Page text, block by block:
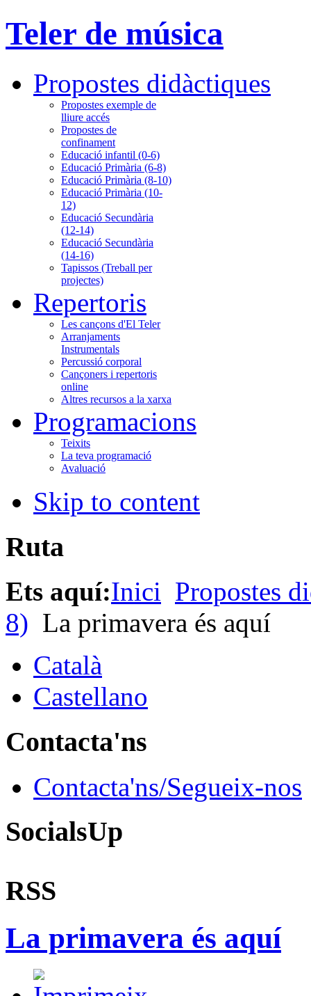
Teler de música
Propostes didàctiques
Propostes exemple de
lliure accés
Propostes de
confinament
Educació infantil (0-6)
Educació Primària (6-8)
Educació Primària (8-10)
Educació Primària (10-
12)
Educació Secundària
(12-14)
Educació Secundària
(14-16)
Tapissos (Treball per
projectes)
Repertoris
Les cançons d'El Teler
Arranjaments
Instrumentals
Percussió corporal
Cançoners i repertoris
online
Altres recursos a la xarxa
Programacions
Teixits
La teva programació
Avaluació
Skip to content
Ruta
Ets aquí:Inici Propostes
8) La primavera és aquí
Català
Castellano
Contacta'ns
Contacta'ns/Segueix-nos
SocialsUp
RSS
La primavera és aquí